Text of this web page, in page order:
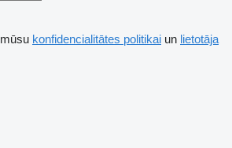
konfidencialitātes politikai un lietotāja